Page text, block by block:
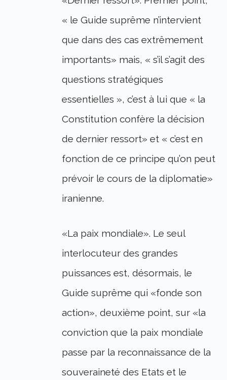
« le Guide suprême n’intervient
que dans des cas extrêmement
importants» mais, « s’il s’agit des
questions stratégiques
essentielles », c’est à lui que « la
Constitution confère la décision
de dernier ressort» et « c’est en
fonction de ce principe qu’on peut
prévoir le cours de la diplomatie»
iranienne.
«La paix mondiale». Le seul
interlocuteur des grandes
puissances est, désormais, le
Guide suprême qui «fonde son
action», deuxième point, sur «la
conviction que la paix mondiale
passe par la reconnaissance de la
souveraineté des Etats et le